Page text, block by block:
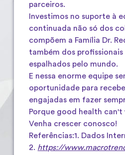
parceiros.
Investimos no suporte à
continuada não só dos
compõem a Família Dr.
também dos profissionais
espalhados pelo mundo.
E nessa enorme equipe
oportunidade para
engajadas em fazer
Porque good health can't
Venha crescer conosco!
Referências:1. Dados
2. https://